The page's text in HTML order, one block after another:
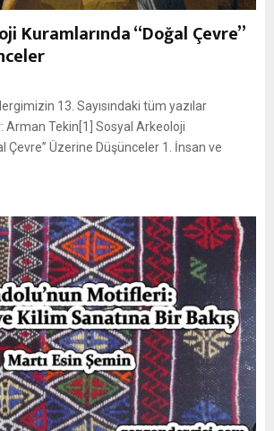
Kuramlarında “Doğal Çevre”
13. Sayısındaki tüm yazılar
Arman Tekin[1] Sosyal Arkeoloji
Çevre” Üzerine Düşünceler 1. İnsan ve